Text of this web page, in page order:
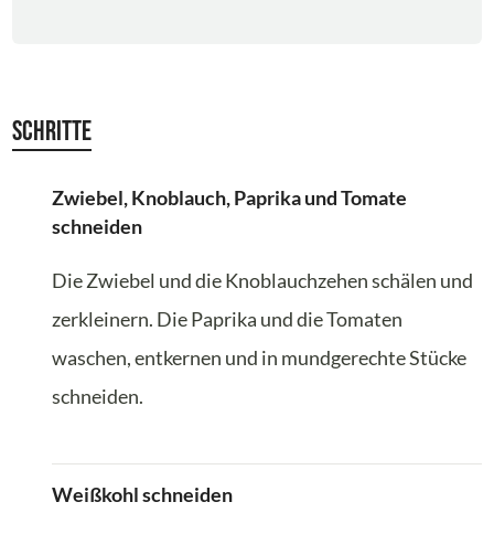
Schritte
Zwiebel, Knoblauch, Paprika und Tomate
schneiden
Die Zwiebel und die Knoblauchzehen schälen und
zerkleinern. Die Paprika und die Tomaten
waschen, entkernen und in mundgerechte Stücke
schneiden.
Weißkohl schneiden